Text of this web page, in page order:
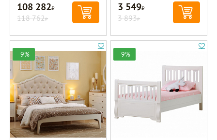
108 282Р
118 762Р
3 549Р
3 893Р
-9% -9%